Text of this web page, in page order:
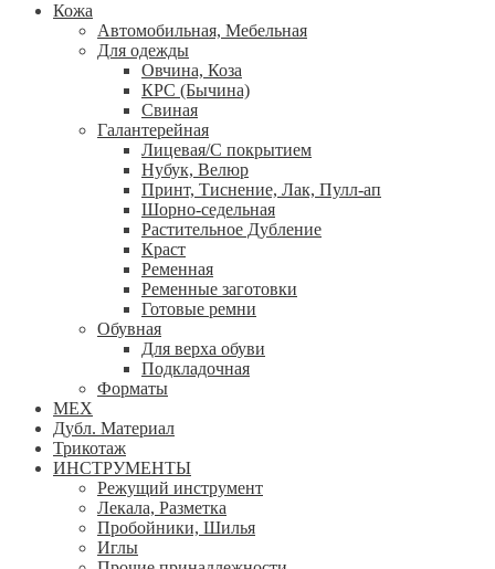
Кожа
Автомобильная, Мебельная
Для одежды
Овчина, Коза
КРС (Бычина)
Свиная
Галантерейная
Лицевая/С покрытием
Нубук, Велюр
Принт, Тиснение, Лак, Пулл-ап
Шорно-седельная
Растительное Дубление
Краст
Ременная
Ременные заготовки
Готовые ремни
Обувная
Для верха обуви
Подкладочная
Форматы
МЕХ
Дубл. Материал
Трикотаж
ИНСТРУМЕНТЫ
Режущий инструмент
Лекала, Разметка
Пробойники, Шилья
Иглы